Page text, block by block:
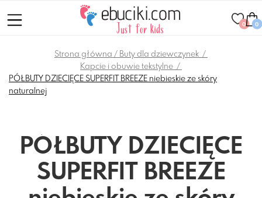
0 0
Strona główna
Buty dla dziewczynek
Kapcie i obuwie tekstylne
PÓŁBUTY DZIECIĘCE SUPERFIT BREEZE niebieskie ze skóry
naturalnej
PÓŁBUTY DZIECIĘCE
SUPERFIT BREEZE